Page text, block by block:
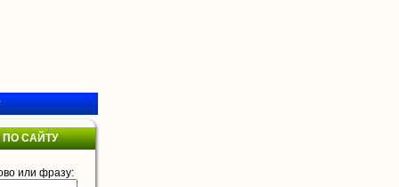
САЙТУ
или фразу: